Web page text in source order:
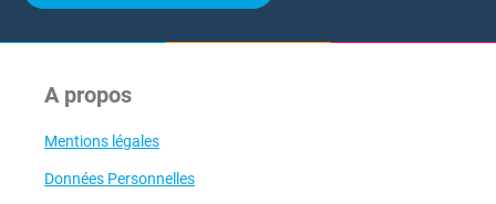
A propos
Mentions légales
Données Personnelles